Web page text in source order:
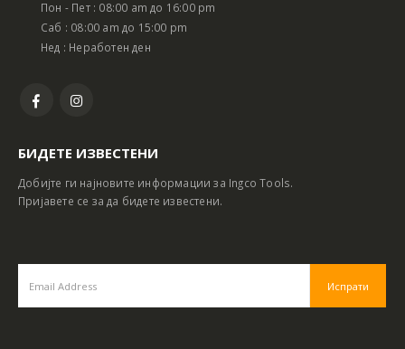
Пон - Пет : 08:00 am до 16:00 pm
Саб : 08:00 am до 15:00 pm
Нед : Неработен ден
БИДЕТЕ ИЗВЕСТЕНИ
Добијте ги најновите информации за Ingco Tools.
Пријавете се за да бидете известени.